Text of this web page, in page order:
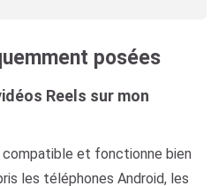
posées
Reels sur mon
et fonctionne bien
les téléphones Android, les